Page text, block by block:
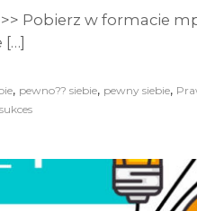
Pobierz w formacie
[…]
, pewno?? siebie, pewny siebie,
sukces